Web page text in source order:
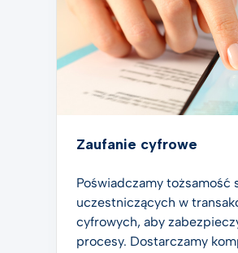
Zaufanie cyfrowe
Poświadczamy tożsamość
uczestniczących w
cyfrowych, aby
procesy. Dostarczamy